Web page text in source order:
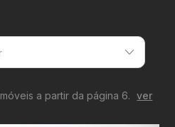
a partir da página 6.
ver